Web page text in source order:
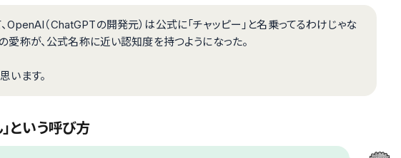
OpenAI（ChatGPTの開発元）は公式に「チャッピー」と名乗ってるわけじゃな
愛称が、公式名称に近い認知度を持つようになった。
います。
」という呼び方